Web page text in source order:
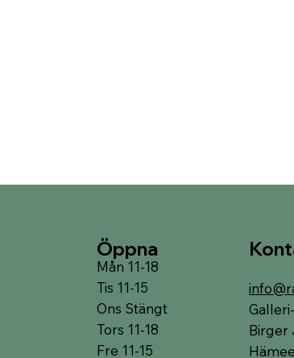
Birger
Mån 11-18
Tis 11-15
Ons Stängt
Tors 11-18
Fre 11-15
Öppna